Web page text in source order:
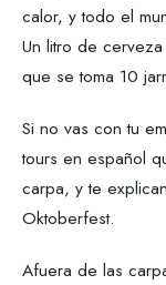
calor, y todo el
Un litro de
que se toma 10
Si no vas con tu
tours en español
carpa, y te
Oktoberfest.
Afuera de las